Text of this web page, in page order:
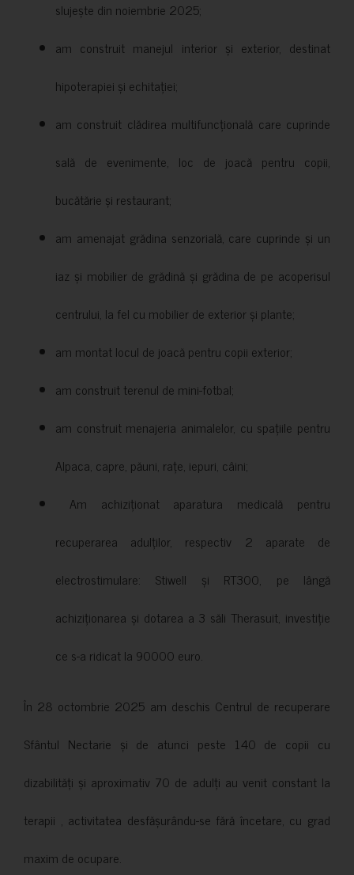
slujește din noiembrie 2025;
am construit manejul interior și exterior, destinat
hipoterapiei și echitației;
am construit clădirea multifuncțională care cuprinde
sală de evenimente, loc de joacă pentru copii,
bucătărie și restaurant;
am amenajat grădina senzorială, care cuprinde și un
iaz și mobilier de grădină și grădina de pe acoperisul
centrului, la fel cu mobilier de exterior și plante;
am montat locul de joacă pentru copii exterior;
am construit terenul de mini-fotbal;
am construit menajeria animalelor, cu spațiile pentru
Alpaca, capre, păuni, rațe, iepuri, câini;
Am achiziționat aparatura medicală pentru
recuperarea adulților, respectiv 2 aparate de
electrostimulare: Stiwell și RT300, pe lângă
achiziționarea și dotarea a 3 săli Therasuit, investiție
ce s-a ridicat la 90000 euro.
În 28 octombrie 2025 am deschis Centrul de recuperare
Sfântul Nectarie și de atunci peste 140 de copii cu
dizabilități și aproximativ 70 de adulți au venit constant la
terapii , activitatea desfășurându-se fără încetare, cu grad
maxim de ocupare.